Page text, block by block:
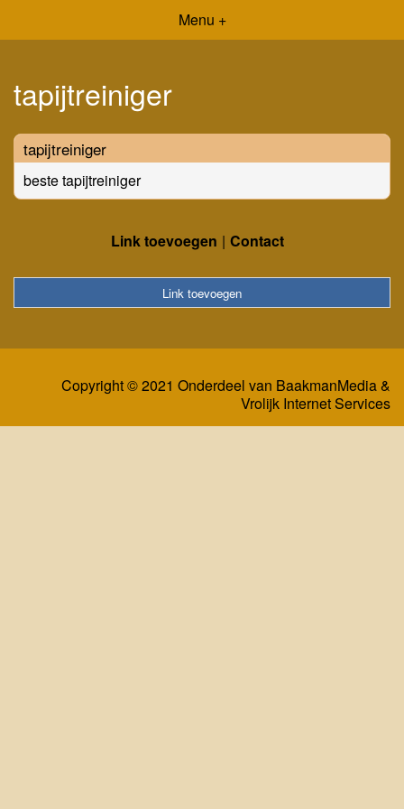
Menu +
tapijtreiniger
tapijtreiniger
beste tapijtreiniger
Link toevoegen Contact
Link toevoegen
Copyright © 2021 Onderdeel van BaakmanMedia&
Vrolijk Internet Services